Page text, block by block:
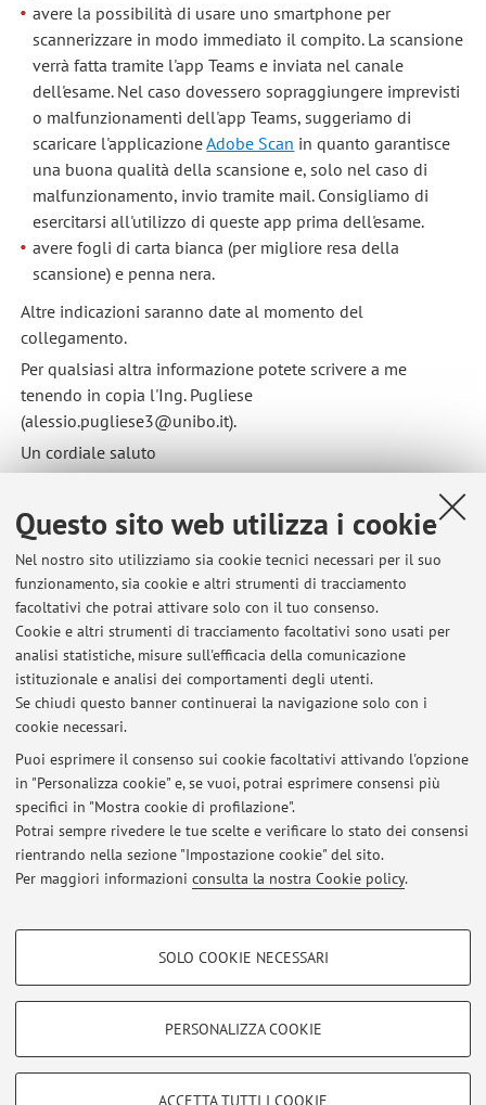
Questo sito web utilizza i cookie
Nel nostro sito utilizziamo sia cookie tecnici necessari per il suo
funzionamento, sia cookie e altri strumenti di tracciamento
facoltativi che potrai attivare solo con il tuo consenso.
Cookie e altri strumenti di tracciamento facoltativi sono usati per
analisi statistiche, misure sull'efficacia della comunicazione
istituzionale e analisi dei comportamenti degli utenti.
Se chiudi questo banner continuerai la navigazione solo con i
cookie necessari.
Puoi esprimere il consenso sui cookie facoltativi attivando l'opzione
in "Personalizza cookie" e, se vuoi, potrai esprimere consensi più
specifici in "Mostra cookie di profilazione".
Potrai sempre rivedere le tue scelte e verificare lo stato dei consensi
rientrando nella sezione "Impostazione cookie" del sito.
Per maggiori informazioni consulta la nostra Cookie policy.
COOKIE DI PROFILAZIONE - FACOLTATIVI
COOKIE TECNICI - NECESSARI
SOLO COOKIE NECESSARI
PERSONALIZZA COOKIE
ACCETTA TUTTI I COOKIE
avere la possibilità di usare uno smartphone per
scannerizzare in modo immediato il compito. La scansione
verrà fatta tramite l'app Teams e inviata nel canale
dell'esame. Nel caso dovessero sopraggiungere imprevisti
o malfunzionamenti dell'app Teams, suggeriamo di
scaricare l'applicazioneAdobe Scan in quanto garantisce
una buona qualità della scansione e, solo nel caso di
malfunzionamento, invio tramite mail. Consigliamo di
esercitarsi all'utilizzo di queste app prima dell'esame.
avere fogli di carta bianca (per migliore resa della
scansione) e penna nera.
Altre indicazioni saranno date al momento del
collegamento.
Per qualsiasi altra informazione potete scrivere a me
tenendo in copia l'Ing. Pugliese
(alessio.pugliese3@unibo.it).
Un cordiale saluto
Ultimi avvisi
Visita di istruzione a diga di Ridracoli
Pubblicato il: 19 novembre 2024
Istruzioni per l'esame orale ONLINE di Protezione Idraulica del
Territorio M (6/3 CFU Ing. Civile/Amb. e Terr. Magistrale)
Pubblicato il: 15 dicembre 2020
Istruzioni per l'esame scritto ONLINE di Costruzioni Idrauliche M
(Ing. Civile Magistrale)
Pubblicato il: 09 dicembre 2020
Area riservata
Accedi tramiteloginper gestire tutti i contenuti del sito.